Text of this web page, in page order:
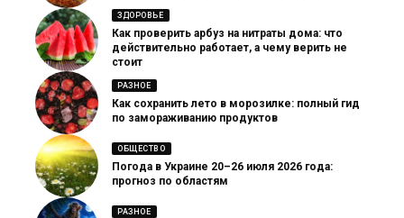
ЗДОРОВЬЕ
Как проверить арбуз на нитраты дома: что
действительно работает, а чему верить не
стоит
РАЗНОЕ
Как сохранить лето в морозилке: полный гид
по замораживанию продуктов
ОБЩЕСТВО
Погода в Украине 20–26 июля 2026 года:
прогноз по областям
РАЗНОЕ